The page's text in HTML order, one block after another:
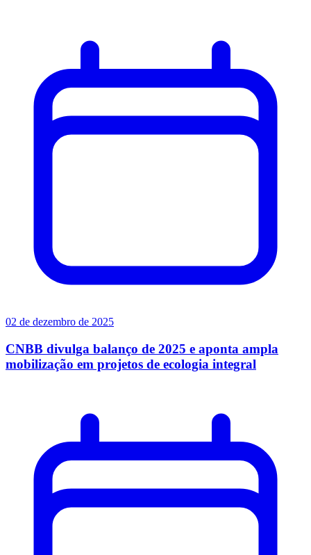
02 de dezembro de 2025
CNBB divulga balanço de 2025 e aponta ampla
mobilização em projetos de ecologia integral